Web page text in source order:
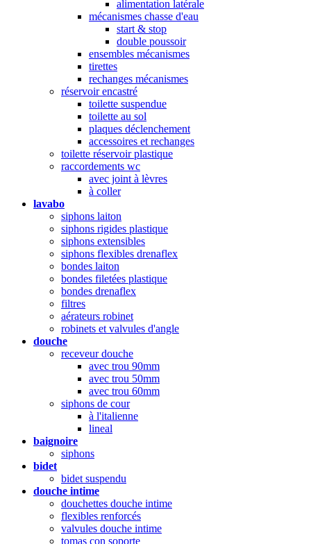
alimentation latérale
mécanismes chasse d'eau
start & stop
double poussoir
ensembles mécanismes
tirettes
rechanges mécanismes
réservoir encastré
toilette suspendue
toilette au sol
plaques déclenchement
accessoires et rechanges
toilette réservoir plastique
raccordements wc
avec joint à lèvres
à coller
lavabo
siphons laiton
siphons rigides plastique
siphons extensibles
siphons flexibles drenaflex
bondes laiton
bondes filetées plastique
bondes drenaflex
filtres
aérateurs robinet
robinets et valvules d'angle
douche
receveur douche
avec trou 90mm
avec trou 50mm
avec trou 60mm
siphons de cour
à l'italienne
lineal
baignoire
siphons
bidet
bidet suspendu
douche intime
douchettes douche intime
flexibles renforcés
valvules douche intime
tomas con soporte